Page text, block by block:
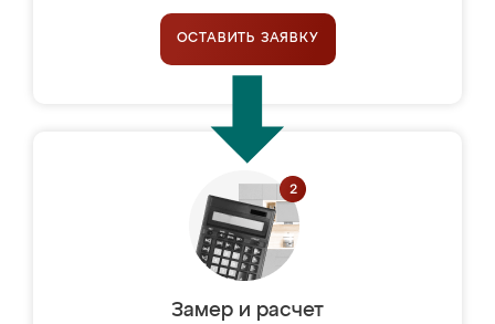
ОСТАВИТЬ ЗАЯВКУ
Замер и расчет